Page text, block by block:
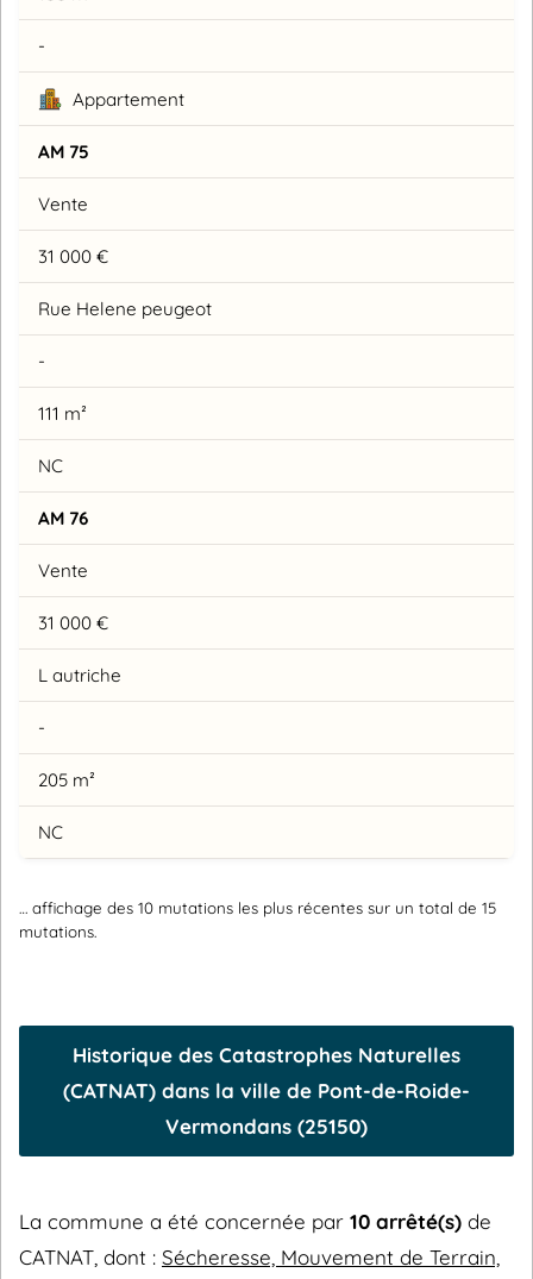
-
Appartement
AM 75
Vente
31 000 €
Rue Helene peugeot
-
111 m²
NC
AM 76
Vente
31 000 €
L autriche
-
205 m²
NC
… affichage des 10 mutations les plus récentes sur un total de 15
mutations.
Historique des Catastrophes Naturelles
(CATNAT) dans la ville de Pont-de-Roide-
Vermondans (25150)
La commune a été concernée par 10 arrêté(s) de
CATNAT, dont : Sécheresse, Mouvement de Terrain,